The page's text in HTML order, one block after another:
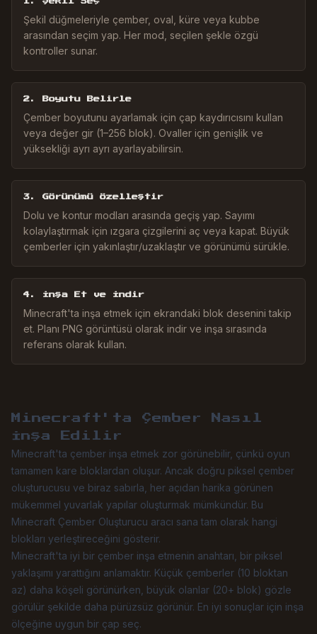
Şekil düğmeleriyle çember, oval, küre veya kubbe
arasından seçim yap. Her mod, seçilen şekle özgü
kontroller sunar.
2. Boyutu Belirle
Çember boyutunu ayarlamak için çap kaydırıcısını kullan
veya değer gir (1–256 blok). Ovaller için genişlik ve
yüksekliği ayrı ayrı ayarlayabilirsin.
3. Görünümü Özelleştir
Dolu ve kontur modları arasında geçiş yap. Sayımı
kolaylaştırmak için ızgara çizgilerini aç veya kapat. Büyük
çemberler için yakınlaştır/uzaklaştır ve görünümü sürükle.
4. İnşa Et ve İndir
Minecraft'ta inşa etmek için ekrandaki blok desenini takip
et. Planı PNG görüntüsü olarak indir ve inşa sırasında
referans olarak kullan.
Minecraft'ta Çember Nasıl
İnşa Edilir
Minecraft'ta çember inşa etmek zor görünebilir, çünkü oyun
tamamen kare bloklardan oluşur. Ancak doğru piksel çember
oluşturucusu ve biraz sabırla, her açıdan harika görünen
mükemmel yuvarlak yapılar oluşturmak mümkündür. Bu
Minecraft Çember Oluşturucu aracı sana tam olarak hangi
blokları yerleştireceğini gösterir.
Minecraft'ta iyi bir çember inşa etmenin anahtarı, bir piksel
yaklaşımı yarattığını anlamaktır. Küçük çemberler (10 bloktan
az) daha köşeli görünürken, büyük olanlar (20+ blok) gözle
görülür şekilde daha pürüzsüz görünür. En iyi sonuçlar için inşa
ölçeğine uygun bir çap seç.